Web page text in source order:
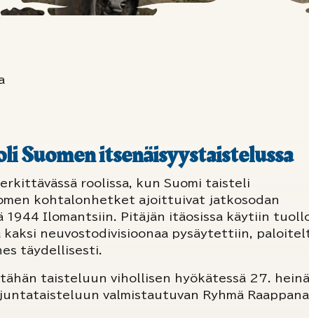
Suomen itsenäisyystaistelussa
roolissa, kun Suomi taisteli
kohtalonhetket ajoittuivat jatkosodan
1944 Ilomantsiin. Pitäjän itäosissa käytiin
neuvostodivisioonaa pysäytettiin,
täydellisesti.
taisteluun vihollisen hyökätessä 27.
valmistautuvan Ryhmä